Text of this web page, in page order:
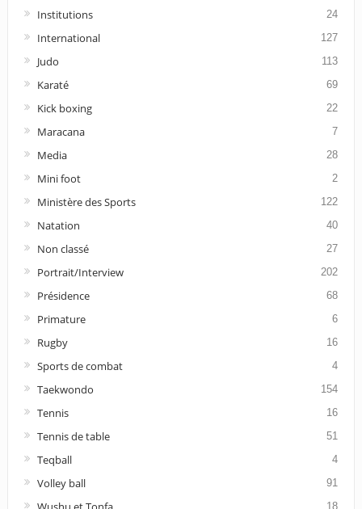
Institutions 24
International 127
Judo 113
Karaté 69
Kick boxing 22
Maracana 7
Media 28
Mini foot 2
Ministère des Sports 122
Natation 40
Non classé 27
Portrait/Interview 202
Présidence 68
Primature 6
Rugby 16
Sports de combat 4
Taekwondo 154
Tennis 16
Tennis de table 51
Teqball 4
Volley ball 91
18